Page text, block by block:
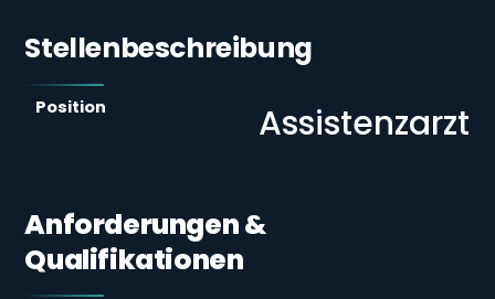
Stellenbeschreibung
Position Assistenzarzt
Anforderungen &
Qualifikationen